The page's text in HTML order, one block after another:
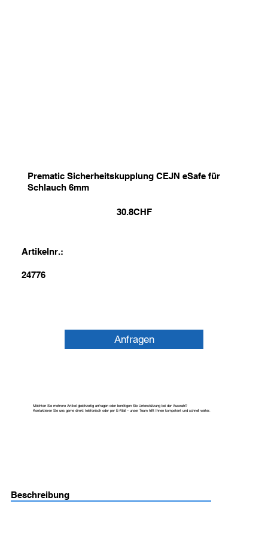
Prematic Sicherheitskupplung CEJN eSafe für
Schlauch 6mm
30.8CHF
Artikelnr.:
24776
Anfragen
Möchten Sie mehrere Artikel gleichzeitig anfragen oder benötigen Sie Unterstützung bei der Auswahl?
Kontaktieren Sie uns gerne direkt telefonisch oder per E-Mail – unser Team hilft Ihnen kompetent und schnell weiter.
Beschreibung